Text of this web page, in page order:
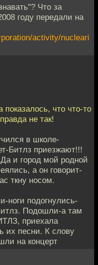
Что за
году передали на
activity/nucleari
что что-то
не так!
в школе-
Битлз приезжают!!!
и город мой родной
а он говорит-
ткну носом.
ноги подогнулись-
Подошли-а там
приехала
их песни. К слову
на концерт